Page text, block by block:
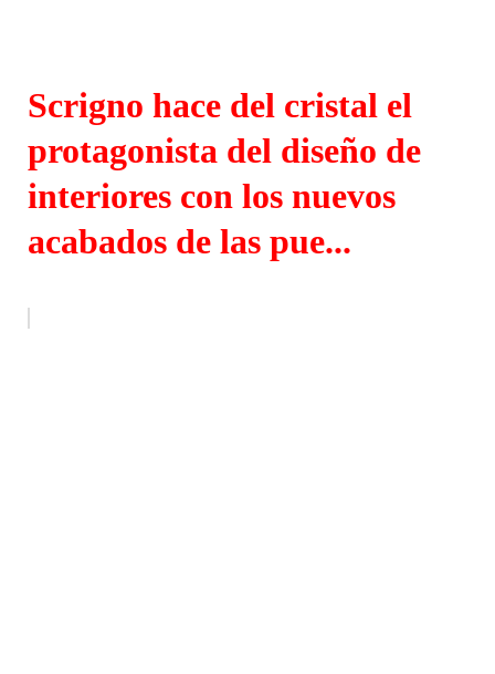
Scrigno hace del cristal el
protagonista del diseño de
interiores con los nuevos
acabados de las pue...